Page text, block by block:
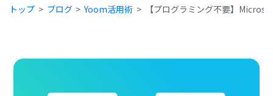
トップ ブログ Yoom活用術 【プログラミング不要】